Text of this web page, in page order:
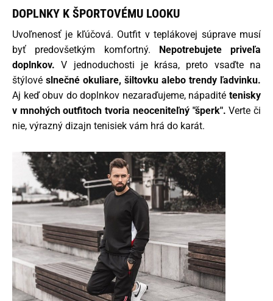
DOPLNKY K ŠPORTOVÉMU LOOKU
Uvoľnenosť je kľúčová. Outfit v teplákovej súprave musí
byť predovšetkým komfortný. Nepotrebujete priveľa
doplnkov. V jednoduchosti je krása, preto vsaďte na
štýlové slnečné okuliare, šiltovku alebo trendy ľadvinku.
Aj keď obuv do doplnkov nezaraďujeme, nápadité tenisky
v mnohých outfitoch tvoria neoceniteľný "šperk". Verte či
nie, výrazný dizajn tenisiek vám hrá do karát.